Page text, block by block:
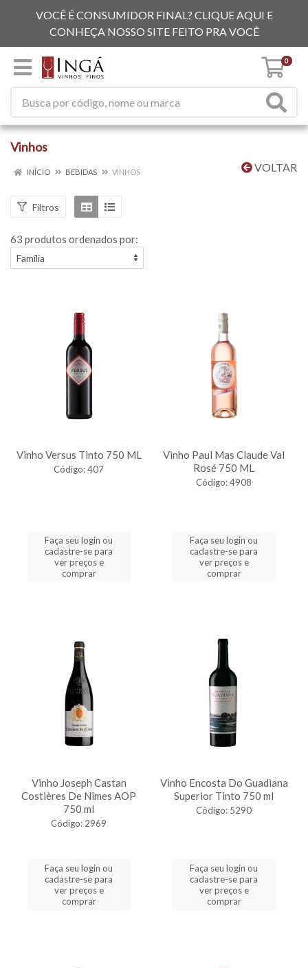
VOCÊ É CONSUMIDOR FINAL? CLIQUE AQUI E
CONHEÇA NOSSO SITE FEITO PRA VOCÊ
0
Vinhos
VOLTAR
INÍCIO BEBIDAS VINHOS
Filtros
63 produtos ordenados por:
Vinho Versus Tinto 750 ML
Código: 407
Faça seu login ou
cadastre-se para
ver preços e
comprar
Vinho Paul Mas Claude Val
Rosé 750 ML
Código: 4908
Faça seu login ou
cadastre-se para
ver preços e
comprar
Vinho Joseph Castan
Costières De Nîmes AOP
750 ml
Código: 2969
Faça seu login ou
cadastre-se para
ver preços e
comprar
Vinho Encosta Do Guadiana
Superior Tinto 750 ml
Código: 5290
Faça seu login ou
cadastre-se para
ver preços e
comprar